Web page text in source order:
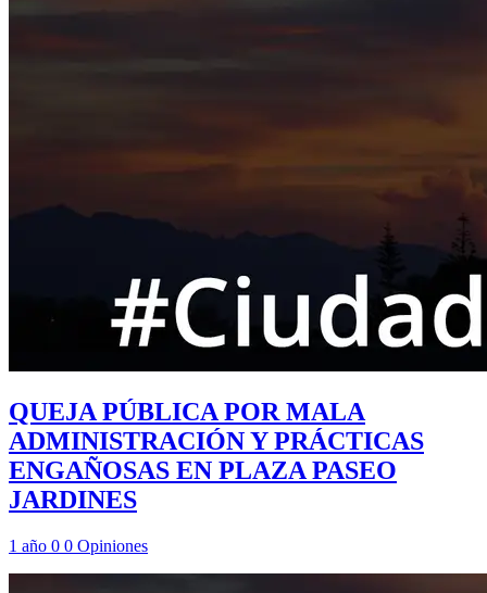
QUEJA PÚBLICA POR MALA
ADMINISTRACIÓN Y PRÁCTICAS
ENGAÑOSAS EN PLAZA PASEO
JARDINES
1 año 0 0 Opiniones